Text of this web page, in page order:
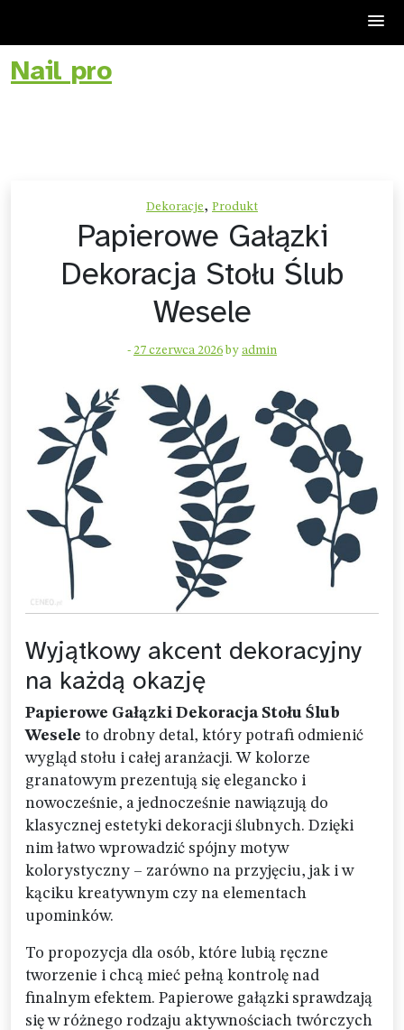
Skip
toNail pro
Dekoracje, Produkt
Papierowe Gałązki
Dekoracja Stołu Ślub
Wesele
- 27 czerwca 2026 by admin
Wyjątkowy akcent dekoracyjny
na każdą okazję
Papierowe Gałązki Dekoracja Stołu Ślub
Wesele to drobny detal, który potrafi odmienić
wygląd stołu i całej aranżacji. W kolorze
granatowym prezentują się elegancko i
nowocześnie, a jednocześnie nawiązują do
klasycznej estetyki dekoracji ślubnych. Dzięki
nim łatwo wprowadzić spójny motyw
kolorystyczny – zarówno na przyjęciu, jak i w
kąciku kreatywnym czy na elementach
upominków.
To propozycja dla osób, które lubią ręczne
tworzenie i chcą mieć pełną kontrolę nad
finalnym efektem. Papierowe gałązki sprawdzają
się w różnego rodzaju aktywnościach twórczych